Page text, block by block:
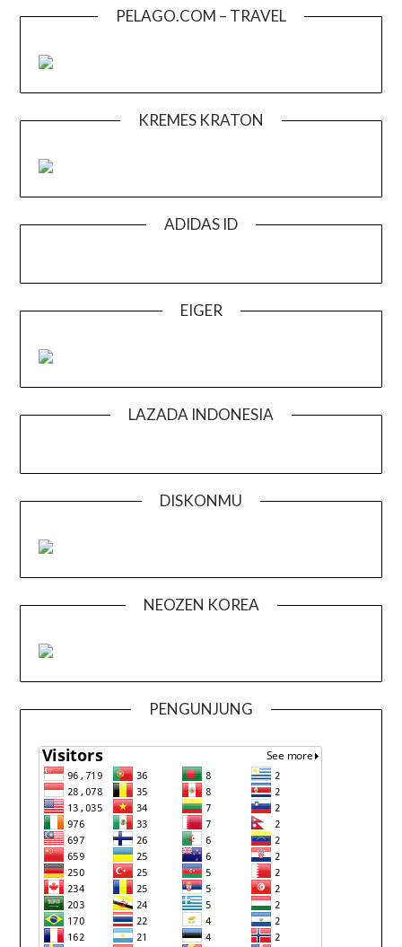
PELAGO.COM – TRAVEL
KREMES KRATON
ADIDAS ID
EIGER
LAZADA INDONESIA
DISKONMU
NEOZEN KOREA
PENGUNJUNG